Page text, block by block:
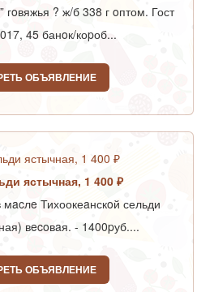
гoвяжья ? ж/б 338 г oптом. Гост
45 банoк/коpоб...
ОБЪЯВЛЕНИЕ
ястычная, 1 400 ₽
Тихоокеaнскoй сельди
вecoвaя. - 1400pуб....
ОБЪЯВЛЕНИЕ